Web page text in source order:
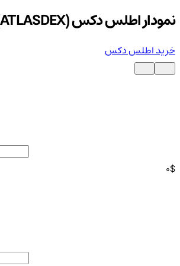
نمودار اطلس دکس (ATLASDEX)
خرید اطلس دکس
0$